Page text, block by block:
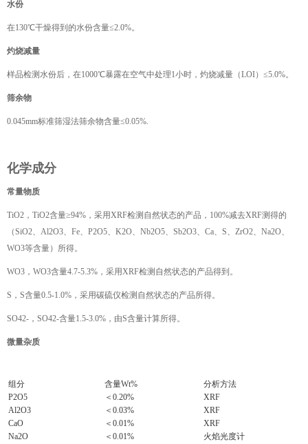
水份
在130℃干燥得到的水份含量≤2.0%。
灼烧减量
样品检测水份后，在1000℃暴露在空气中处理1小时，灼烧减量（LOI）≤5.0%。
筛余物
0.045mm标准筛湿法筛余物含量≤0.05%.
化学成分
常量物质
TiO2，TiO2含量≥94%，采用XRF检测自然状态的产品，100%减去XRF测得的
（SiO2、Al2O3、Fe、P2O5、K2O、Nb2O5、Sb2O3、Ca、S、ZrO2、Na2O、
WO3等含量）所得。
WO3，WO3含量4.7-5.3%，采用XRF检测自然状态的产品得到。
S，S含量0.5-1.0%，采用碳硫仪检测自然状态的产品所得。
SO42-，SO42-含量1.5-3.0%，由S含量计算所得。
微量杂质
组分 含量Wt%
分析方法
P2O5
＜0.20%
XRF
Al2O3
＜0.03%
XRF
CaO
＜0.01%
XRF
Na2O
＜0.01%
火焰光度计